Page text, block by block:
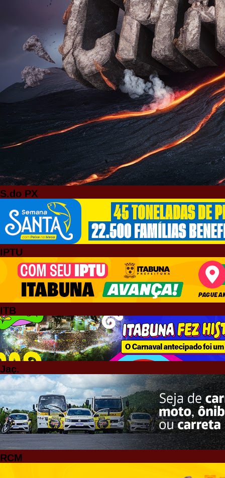
S.do PX
IPTU
ITB
Jaç.
RCM